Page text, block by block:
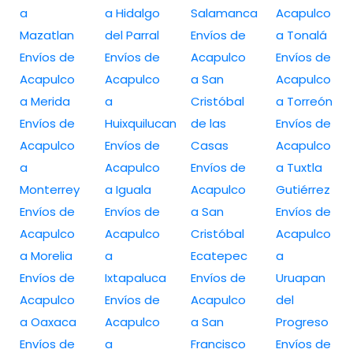
a
Mazatlan
Envíos de
Acapulco
a Merida
Envíos de
Acapulco
a
Monterrey
Envíos de
Acapulco
a Morelia
Envíos de
Acapulco
a Oaxaca
Envíos de
a Hidalgo
del Parral
Envíos de
Acapulco
a
Huixquilucan
Envíos de
Acapulco
a Iguala
Envíos de
Acapulco
a
Ixtapaluca
Envíos de
Acapulco
a
Salamanca
Envíos de
Acapulco
a San
Cristóbal
de las
Casas
Envíos de
Acapulco
a San
Cristóbal
Ecatepec
Envíos de
Acapulco
a San
Francisco
Acapulco
a Tonalá
Envíos de
Acapulco
a Torreón
Envíos de
Acapulco
a Tuxtla
Gutiérrez
Envíos de
Acapulco
a
Uruapan
del
Progreso
Envíos de